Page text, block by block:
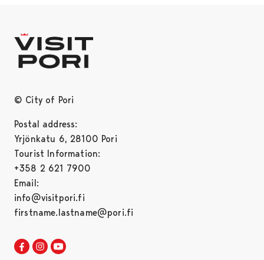
© City of Pori
Postal address:
Yrjönkatu 6, 28100 Pori
Tourist Information:
+358 2 621 7900
Email:
info@visitpori.fi
firstname.lastname@pori.fi
Visit Pori in Facebook
Opens in a new tab
Visit Pori in Instagram
Opens in a new tab